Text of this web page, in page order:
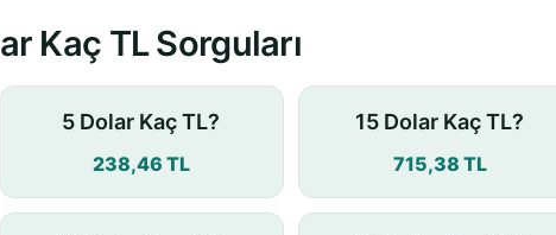
Kaç TL Sorguları
5 Dolar Kaç TL?
238,46 TL
15 Dolar Kaç TL?
715,38 TL